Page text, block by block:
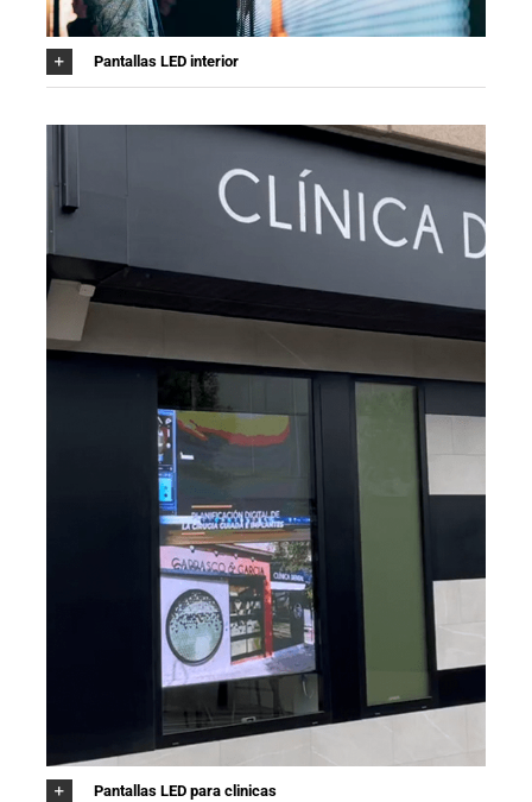
Pantallas LED interior
Pantallas LED para clinicas